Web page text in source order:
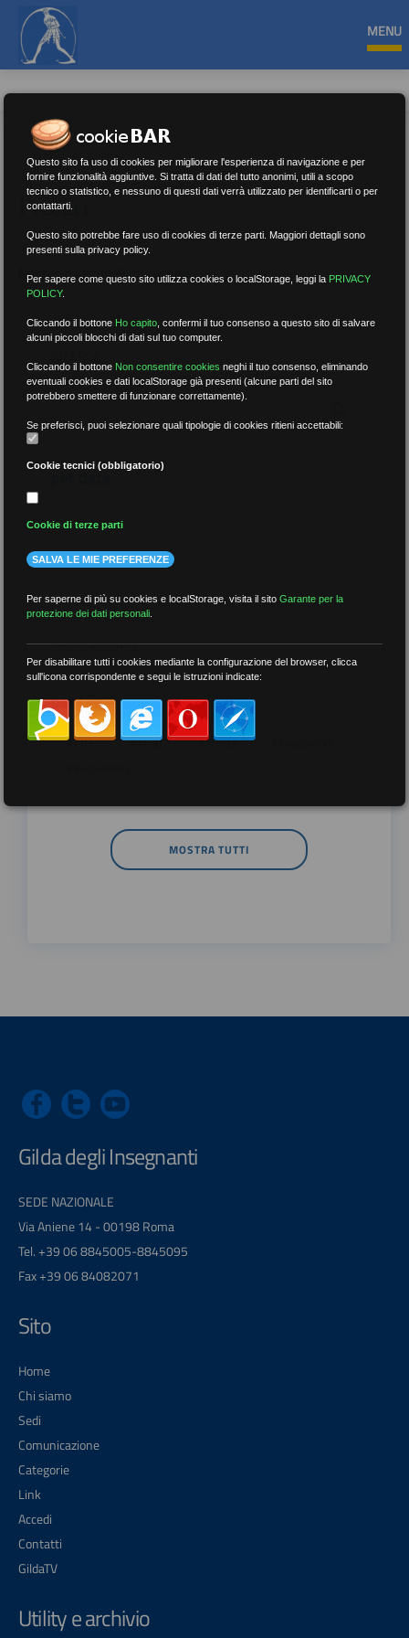
MENU
Precari
Nessun risultato.Rimuovi filtri
per data
più recenti
meno recenti
per tag
##DS ##FGU ##Gilda
MOSTRA TUTTI
Gilda degli Insegnanti
SEDE NAZIONALE
Via Aniene 14 - 00198 Roma
Tel. +39 06 8845005-8845095
Fax +39 06 84082071
Sito
Home
Chi siamo
Sedi
Comunicazione
Categorie
Link
Accedi
Contatti
GildaTV
Utility e archivio
Questo sito fa uso di cookies per migliorare l'esperienza di navigazione e per
fornire funzionalità aggiuntive. Si tratta di dati del tutto anonimi, utili a scopo
tecnico o statistico, e nessuno di questi dati verrà utilizzato per identificarti o per
contattarti.
Questo sito potrebbe fare uso di cookies di terze parti. Maggiori dettagli sono
presenti sulla privacy policy.
Per sapere come questo sito utilizza cookies o localStorage, leggi la PRIVACY
POLICY.
Cliccando il bottone Ho capito ,confermi il tuo consenso a questo sito di salvare
alcuni piccoli blocchi di dati sul tuo computer.
Cliccando il bottone Non consentire cookies neghi il tuo consenso, eliminando
eventuali cookies e dati localStorage già presenti (alcune parti del sito
potrebbero smettere di funzionare correttamente).
Se preferisci, puoi selezionare quali tipologie di cookies ritieni accettabili:
Cookie tecnici (obbligatorio)
Cookie di terze parti
SALVA LE MIE PREFERENZE
Per saperne di più su cookies e localStorage, visita il sitoGarante per la
protezione dei dati personali
Per disabilitare tutti i cookies mediante la configurazione del browser, clicca
sull'icona corrispondente e segui le istruzioni indicate: